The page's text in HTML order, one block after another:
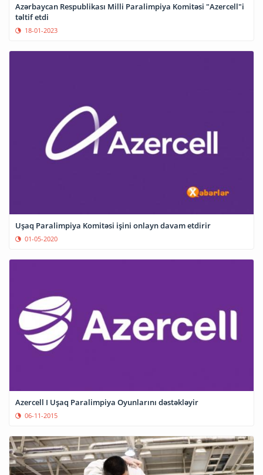
Azərbaycan Respublikası Milli Paralimpiya Komitəsi "Azercell"i
təltif etdi
18-01-2023
Uşaq Paralimpiya Komitəsi işini onlayn davam etdirir
01-05-2020
Azercell I Uşaq Paralimpiya Oyunlarını dəstəkləyir
06-11-2015